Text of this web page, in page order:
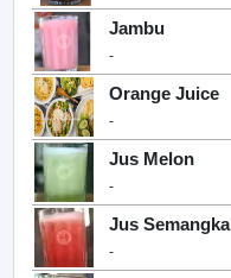
Jambu
-
Orange Juice
-
Jus Melon
-
Jus Semangka
-